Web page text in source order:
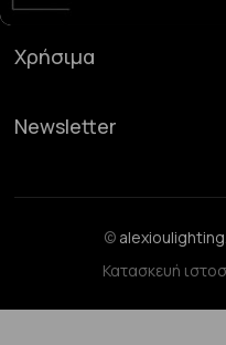
Χρήσιμα
Newsletter
©
Κατασκευή